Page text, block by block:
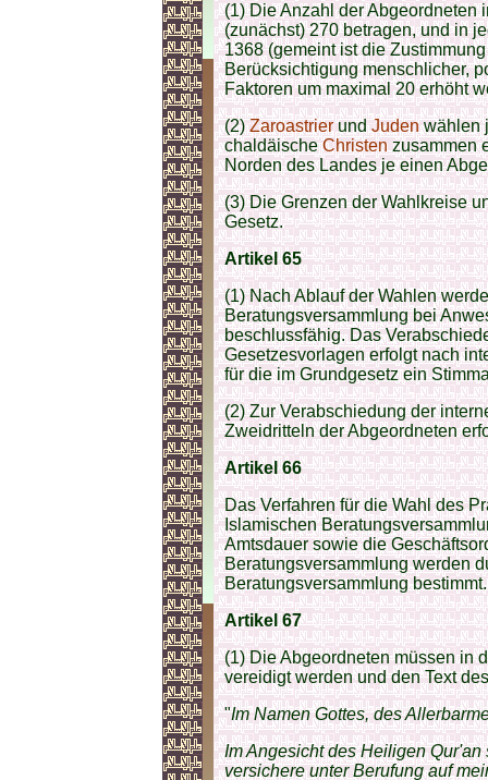
(1) Die Anzahl der Abgeordneten
(zunächst) 270 betragen, und in
1368 (gemeint ist die
Berücksichtigung menschlicher,
Faktoren um maximal 20 erhöht
(2)ZaroastrierundJudenwählen
chaldäischeChristen zusammen
Norden des Landes je einen
(3) Die Grenzen der Wahlkreise
Gesetz.
Artikel 65
(1) Nach Ablauf der Wahlen
Beratungsversammlung bei
beschlussfähig. Das
Gesetzesvorlagen erfolgt nach
für die im Grundgesetz ein
(2) Zur Verabschiedung der
Zweidritteln der Abgeordneten
Artikel 66
Das Verfahren für die Wahl des
Islamischen
Amtsdauer sowie die
Beratungsversammlung werden
Beratungsversammlung bestimmt.
Artikel 67
(1) Die Abgeordneten müssen in
vereidigt werden und den Text
"Im Namen Gottes, des
Im Angesicht des Heiligen
versichere unter Berufung auf